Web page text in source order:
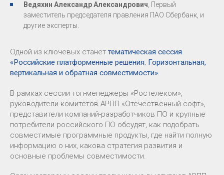
Ведяхин Александр Александрович, Первый
заместитель председателя правления ПАО Сбербанк, и
другие эксперты.
Одной из ключевых станет тематическая сессия
«Российские платформенные решения. Горизонтальная,
вертикальная и обратная совместимости».
В рамках сессии топ-менеджеры «Ростелеком»,
руководители комитетов АРПП «Отечественный софт»,
представители компаний-разработчиков ПО и крупные
потребители российского ПО обсудят, как подобрать
совместимые программные продукты, где найти полную
информацию о них, какова стратегия развития и
основные проблемы совместимости.